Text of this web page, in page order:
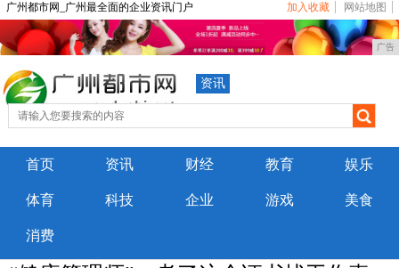
广州都市网_广州最全面的企业资讯门户 加入收藏 网站地图
广告
资讯
首页 资讯 财经 教育 娱乐
体育 科技 企业 游戏 美食
消费